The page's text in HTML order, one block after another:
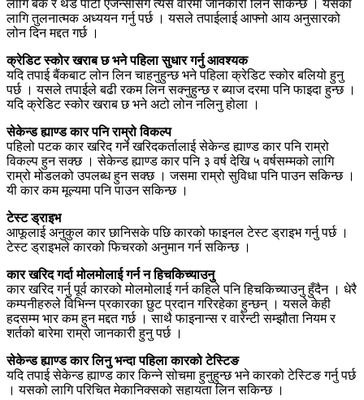
लागि बैंक र थर्ड पार्टी एजेन्सीसँग त्यस वारेमा जानकारी लिन सकिन्छ । यसको
लागि तुलनात्मक अध्ययन गर्नु पर्छ । यसले तपाईलाई आफ्नो आय अनुसारको
लोन दिन मद्दत गर्छ ।
क्रेडिट स्कोर खराब छ भने पहिला सुधार गर्नु आवश्यक
यदि तपाई बैंकबाट लोन लिन चाहनुहुन्छ भने पहिला क्रेडिट स्कोर बलियो हुनु
पर्छ । यसले तपाईले बढी रकम लिन सक्नुहुन्छ र ब्याज दरमा पनि फाइदा हुन्छ ।
यदि क्रेडिट स्कोर खराब छ भने अटो लोन नलिनु होला ।
सेकेन्ड ह्याण्ड कार पनि राम्रो विकल्प
पहिलो पटक कार खरिद गर्ने खरिदकर्तालाई सेकेन्ड ह्याण्ड कार पनि राम्रो
विकल्प हुन सक्छ । सेकेन्ड ह्याण्ड कार पनि ३ वर्ष देखि ५ वर्षसम्मको लागि
राम्रो मोडलको उपलब्ध हुन सक्छ । जसमा राम्रो सुविधा पनि पाउन सकिन्छ ।
यी कार कम मूल्यमा पनि पाउन सकिन्छ ।
टेस्ट ड्राइभ
आफूलाई अनुकुल कार छानिसके पछि कारको फाइनल टेस्ट ड्राइभ गर्नु पर्छ ।
टेस्ट ड्राइभले कारको फिचरको अनुमान गर्न सकिन्छ ।
कार खरिद गर्दा मोलमोलाई गर्न न हिचकिच्याउनु
कार खरिद गर्नु पूर्व कारको मोलमोलाई गर्न कहिले पनि हिचकिच्याउनु हुँदैन । धेरै
कम्पनीहरुले विभिन्न प्रकारका छुट प्रदान गरिरहेका हुन्छन् । यसले केही
हदसम्म भार कम हुन मद्दत गर्छ । साथै फाइनान्स र वारेन्टी सम्झौता नियम र
शर्तको बारेमा राम्रो जानकारी हुनु पर्छ ।
सेकेन्ड ह्याण्ड कार लिनु भन्दा पहिला कारको टेस्टिङ
यदि तपाई सेकेन्ड ह्याण्ड कार किन्ने सोचमा हुनुहुन्छ भने कारको टेस्टिङ गर्नु पर्छ
। यसको लागि परिचित मेकानिक्सको सहायता लिन सकिन्छ ।